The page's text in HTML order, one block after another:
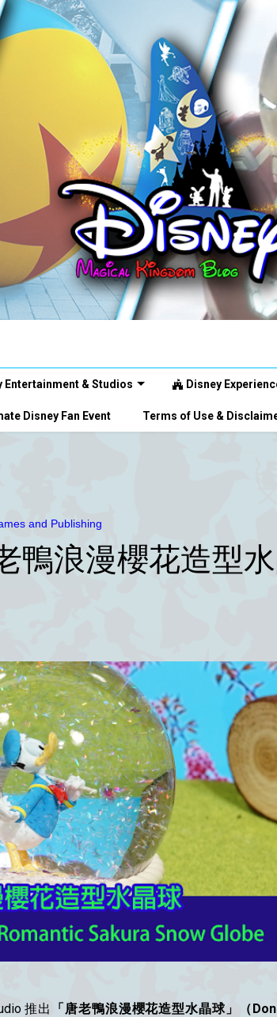
Entertainment & Studios Disney
Disney Fan Event Terms of Use &
and Publishing
鴨浪漫櫻花造型
推出
「唐老鴨浪漫櫻花造型水晶球」（